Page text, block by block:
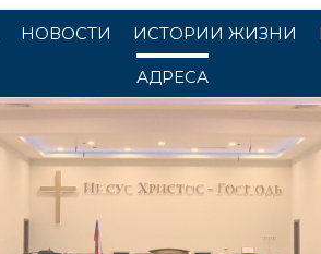
НОВОСТИ ИСТОРИИ ЖИЗНИ
АДРЕСА